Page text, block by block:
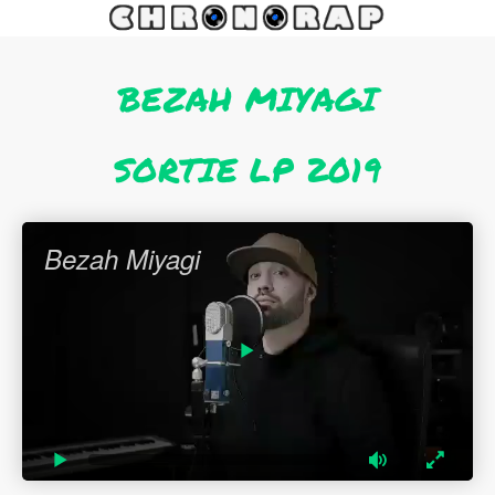
BEZAH MIYAGI
SORTIE LP 2019
Bezah Miyagi